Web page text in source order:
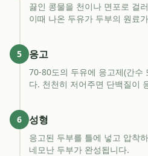
끓인 콩물을 천이나 면포로 걸
이때 나온 두유가 두부의 원료
5 응고
70-80도의 두유에 응고제(간수
다. 천천히 저어주면 단백질이
6 성형
응고된 두부를 틀에 넣고 압착
네모난 두부가 완성됩니다.